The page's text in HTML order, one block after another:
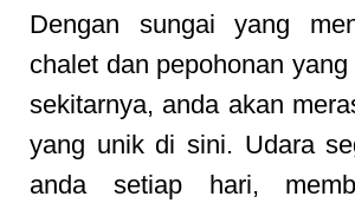
Dengan sungai yang
chalet dan pepohonan
sekitarnya, anda akan
yang unik di sini. Udara
anda setiap hari,